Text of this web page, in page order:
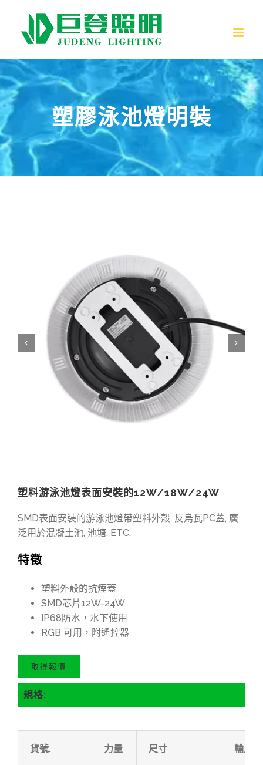
塑膠泳池燈明裝
塑料游泳池燈表面安裝的12W/18W/24W
SMD表面安裝的游泳池燈帶塑料外殼, 反烏瓦PC蓋, 廣
泛用於混凝土池, 池塘, ETC.
特徵
塑料外殼的抗煙蓋
SMD芯片12W-24W
IP68防水，水下使用
RGB 可用，附遙控器
取得報價
規格:
貨號. 力量 尺寸 輸入